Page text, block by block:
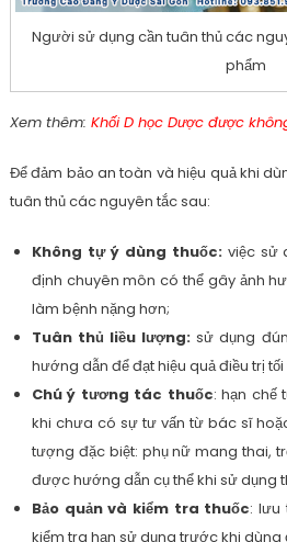
Người sử dụng cần tuân thủ các
phẩm
Xem thêm: Khối D học Dược được
Để đảm bảo an toàn và hiệu quả khi
tuân thủ các nguyên tắc sau:
Không tự ý dùng thuốc:việc sử
định chuyên môn có thể gây ảnh
làm bệnh nặng hơn;
Tuân thủ liều lượng: sử dụng
hướng dẫn để đạt hiệu quả điều trị
Chú ý tương tác thuốc: hạn chế
khi chưa có sự tư vấn từ bác sĩ
tượng đặc biệt: phụ nữ mang thai,
được hướng dẫn cụ thể khi sử dụng
Bảo quản và kiểm tra thuốc: lưu
kiểm tra hạn sử dụng trước khi